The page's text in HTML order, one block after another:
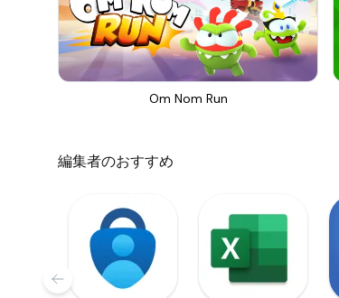
Om Nom Run
編集者のおすすめ